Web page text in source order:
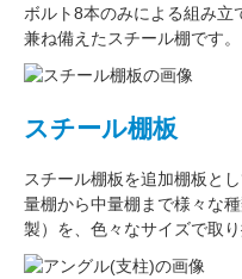
ボルト8本のみによる組み立
兼ね備えたスチール棚です。
スチール棚板
スチール棚板を追加棚板 と
量棚から中量棚まで様々な
製）を、色々なサイズで取り